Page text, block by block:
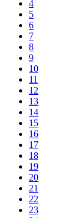
4
5
6
7
8
9
10
11
12
13
14
15
16
17
18
19
20
21
22
23